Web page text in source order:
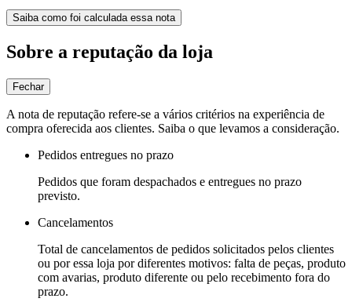
Saiba como foi calculada essa nota
Sobre a reputação da loja
Fechar
A nota de reputação refere-se a vários critérios na experiência de
compra oferecida aos clientes. Saiba o que levamos a consideração.
Pedidos entregues no prazo
Pedidos que foram despachados e entregues no prazo
previsto.
Cancelamentos
Total de cancelamentos de pedidos solicitados pelos clientes
ou por essa loja por diferentes motivos: falta de peças, produto
com avarias, produto diferente ou pelo recebimento fora do
prazo.